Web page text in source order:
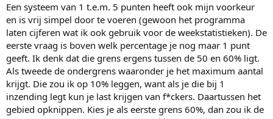
Een systeem van 1 t.e.m. 5 punten heeft ook mijn voorkeur
en is vrij simpel door te voeren (gewoon het programma
laten cijferen wat ik ook gebruik voor de weekstatistieken). De
eerste vraag is boven welk percentage je nog maar 1 punt
geeft. Ik denk dat die grens ergens tussen de 50 en 60% ligt.
Als tweede de ondergrens waaronder je het maximum aantal
krijgt. Die zou ik op 10% leggen, want als je die bij 1
inzending legt kun je last krijgen van f*ckers. Daartussen het
gebied opknippen. Kies je als eerste grens 60%, dan zou ik de